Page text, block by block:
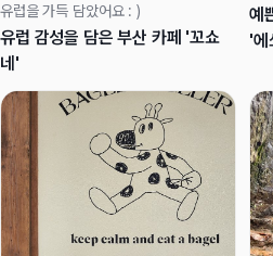
유럽을 가득 담았어요 : )
유럽 감성을 담은 부산 카페 '꼬쇼
네'
예
'에